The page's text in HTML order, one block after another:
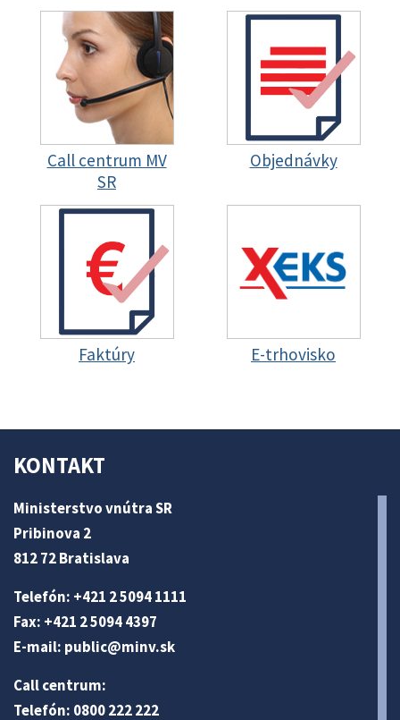
Call centrum MV
SR
Objednávky
Faktúry E-trhovisko
KONTAKT
Ministerstvo vnútra SR
Pribinova 2
812 72 Bratislava
Telefón: +421 2 5094 1111
Fax: +421 2 5094 4397
E-mail: public@minv.sk
Call centrum:
Telefón: 0800 222 222